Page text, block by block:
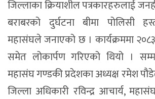
जिल्लाका क्रियाशील पत्रकारहरुलाई
बराबरको दुर्घटना बीमा पोलिसी
महासंघले जनाएको छ । कार्यक्रममा २०८३
समेत लोकार्पण गरिएको थियो ।
महासंघ गण्डकी प्रदेशका अध्यक्ष रमेश
जिल्ला अधिकारी रविन्द्र आचार्य,